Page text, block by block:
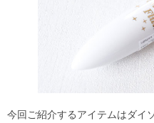
今回ご紹介するアイテムはダイ